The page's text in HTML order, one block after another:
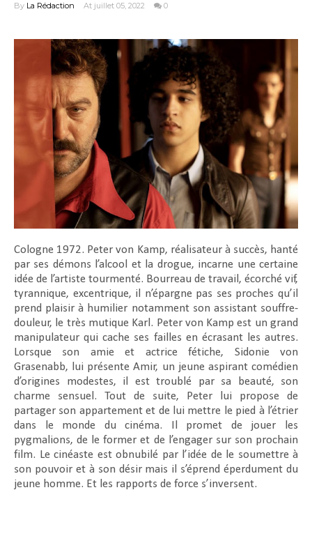
By La Rédaction At juillet 05, 2022 0
Cologne 1972. Peter von Kamp, réalisateur à succès, hanté
par ses démons l’alcool et la drogue, incarne une certaine
idée de l’artiste tourmenté. Bourreau de travail, écorché vif,
tyrannique, excentrique, il n’épargne pas ses proches qu’il
prend plaisir à humilier notamment son assistant souffre-
douleur, le très mutique Karl. Peter von Kamp est un grand
manipulateur qui cache ses failles en écrasant les autres.
Lorsque son amie et actrice fétiche, Sidonie von
Grasenabb, lui présente Amir, un jeune aspirant comédien
d’origines modestes, il est troublé par sa beauté, son
charme sensuel. Tout de suite, Peter lui propose de
partager son appartement et de lui mettre le pied à l’étrier
dans le monde du cinéma. Il promet de jouer les
pygmalions, de le former et de l’engager sur son prochain
film. Le cinéaste est obnubilé par l’idée de le soumettre à
son pouvoir et à son désir mais il s’éprend éperdument du
jeune homme. Et les rapports de force s’inversent.